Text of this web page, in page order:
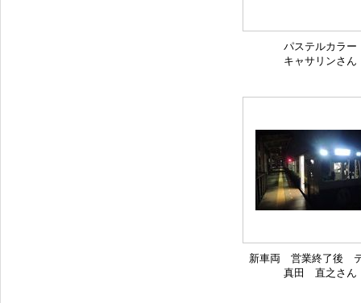
パステルカラー
キャサリンさん
新車両 営業終了後
真田 直之さん